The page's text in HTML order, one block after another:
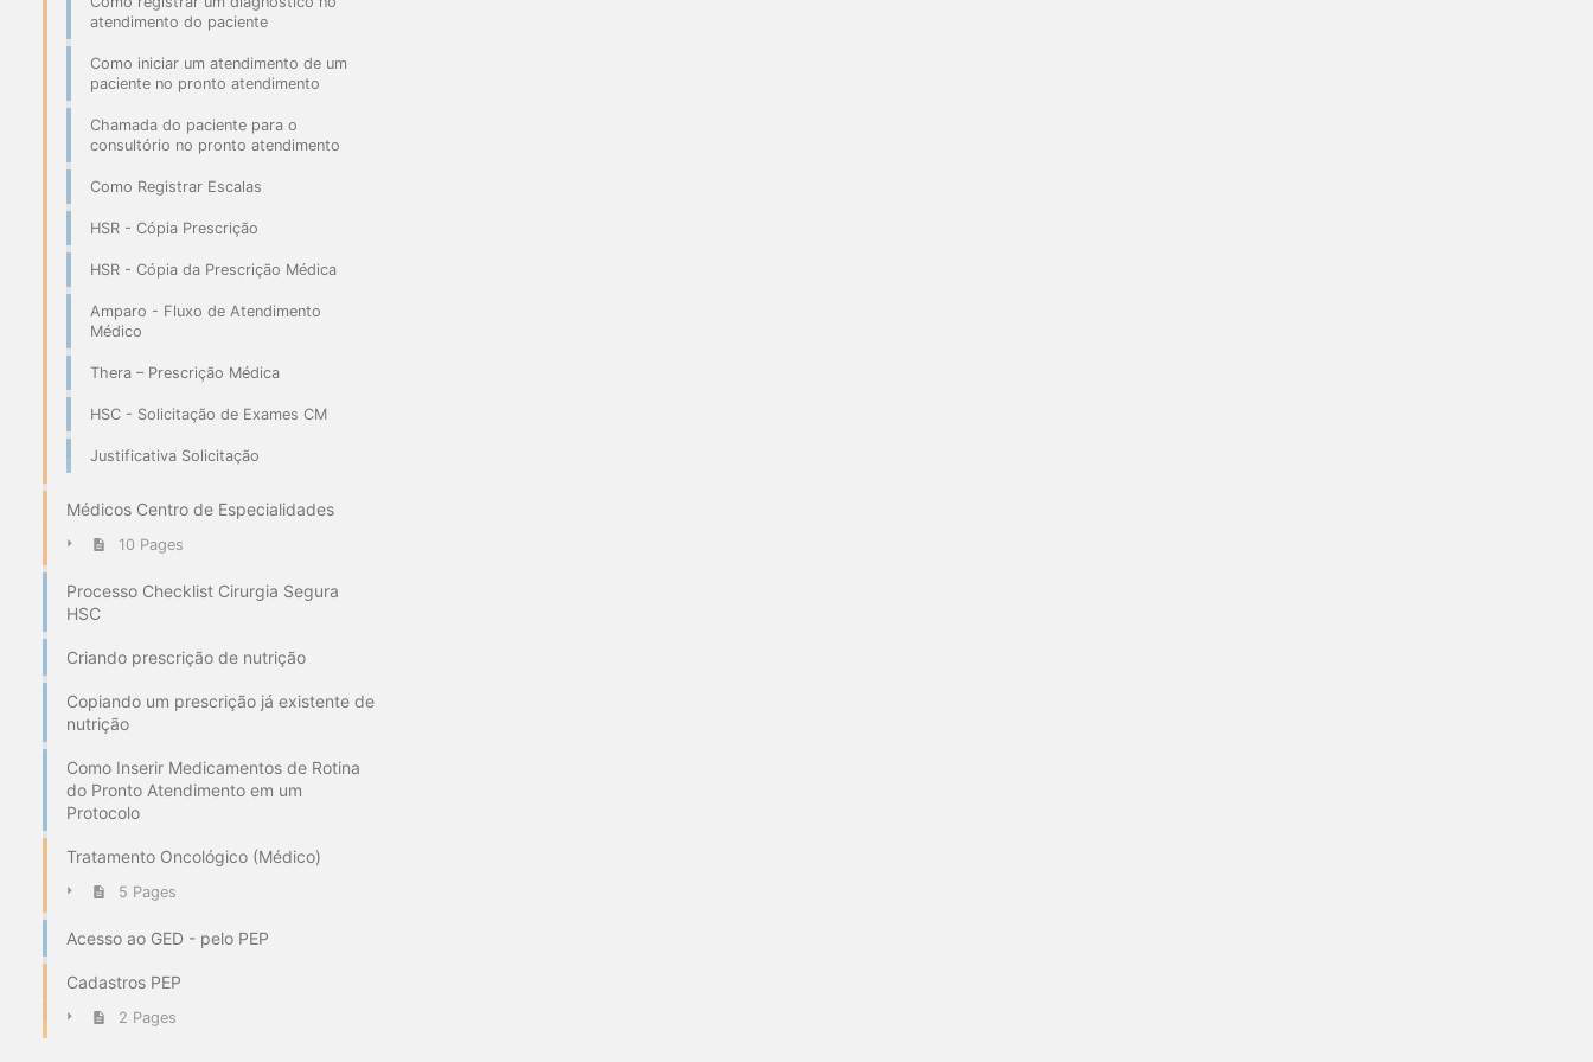
atendimento do paciente
Como iniciar um atendimento de um
paciente no pronto atendimento
Chamada do paciente para o
consultório no pronto atendimento
Como Registrar Escalas
HSR - Cópia Prescrição
HSR - Cópia da Prescrição Médica
Amparo - Fluxo de Atendimento
Médico
Thera – Prescrição Médica
HSC - Solicitação de Exames CM
Justificativa Solicitação
Médicos Centro de Especialidades
10 Pages
Processo Checklist Cirurgia Segura
HSC
Criando prescrição de nutrição
Copiando um prescrição já existente de
nutrição
Como Inserir Medicamentos de Rotina
do Pronto Atendimento em um
Protocolo
Tratamento Oncológico (Médico)
5 Pages
Acesso ao GED - pelo PEP
Cadastros PEP
2 Pages